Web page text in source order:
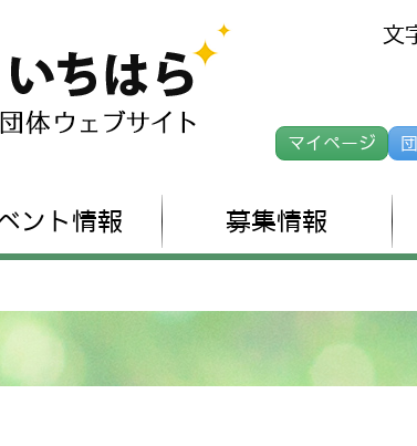
文
マイページ
ント情報 募集情報